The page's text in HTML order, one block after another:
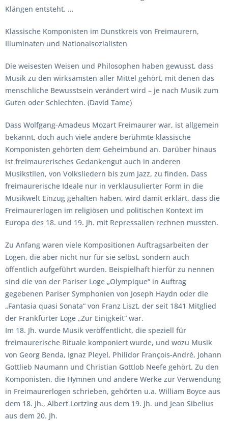
Klängen entsteht. …
Klassische Komponisten im Dunstkreis von Freimaurern,
Illuminaten und Nationalsozialisten
Die weisesten Weisen und Philosophen haben gewusst, dass
Musik zu den wirksamsten aller Mittel gehört, mit denen das
menschliche Bewusstsein verändert wird – je nach Musik zum
Guten oder Schlechten. (David Tame)
Dass Wolfgang-Amadeus Mozart Freimaurer war, ist allgemein
bekannt, doch auch viele andere berühmte klassische
Komponisten gehörten dem Geheimbund an. Darüber hinaus
ist freimaurerisches Gedankengut auch in anderen
Musikstilen, von Volksliedern bis zum Jazz, zu finden. Dass
freimaurerische Ideale nur in verklausulierter Form in die
Musikwelt Einzug gehalten haben, wird damit erklärt, dass die
Freimaurerlogen im religiösen und politischen Kontext im
Europa des 18. und 19. Jh. mit Repressalien rechnen mussten.
Zu Anfang waren viele Kompositionen Auftragsarbeiten der
Logen, die aber nicht nur für sie selbst, sondern auch
öffentlich aufgeführt wurden. Beispielhaft hierfür zu nennen
sind die von der Pariser Loge „Olympique“ in Auftrag
gegebenen Pariser Symphonien von Joseph Haydn oder die
„Fantasia quasi Sonata“ von Franz Liszt, der seit 1841 Mitglied
der Frankfurter Loge „Zur Einigkeit“ war.
Im 18. Jh. wurde Musik veröffentlicht, die speziell für
freimaurerische Rituale komponiert wurde, und wozu Musik
von Georg Benda, Ignaz Pleyel, Philidor François-André, Johann
Gottlieb Naumann und Christian Gottlob Neefe gehört. Zu den
Komponisten, die Hymnen und andere Werke zur Verwendung
in Freimaurerlogen schrieben, gehörten u.a. William Boyce aus
dem 18. Jh., Albert Lortzing aus dem 19. Jh. und Jean Sibelius
aus dem 20. Jh.